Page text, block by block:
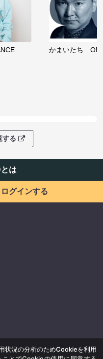
かまいたち
する
は
グインする
状況の分析のためCookieを利用